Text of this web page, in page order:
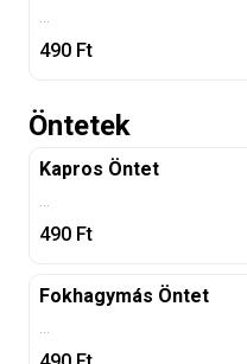
...
490 Ft
Öntetek
Kapros Öntet
...
490 Ft
Fokhagymás Öntet
...